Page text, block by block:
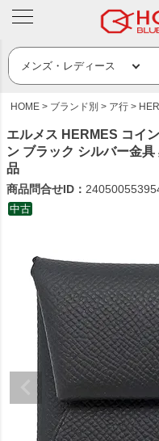
HOME ブランド別 ア行
エルメス HERMES コイ
ン ブラック シルバー金
品
商品問合せID：
中古